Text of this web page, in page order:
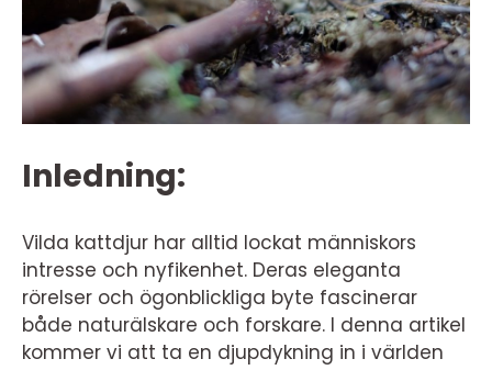
Inledning:
Vilda kattdjur har alltid lockat människors
intresse och nyfikenhet. Deras eleganta
rörelser och ögonblickliga byte fascinerar
både naturälskare och forskare. I denna artikel
kommer vi att ta en djupdykning in i världen